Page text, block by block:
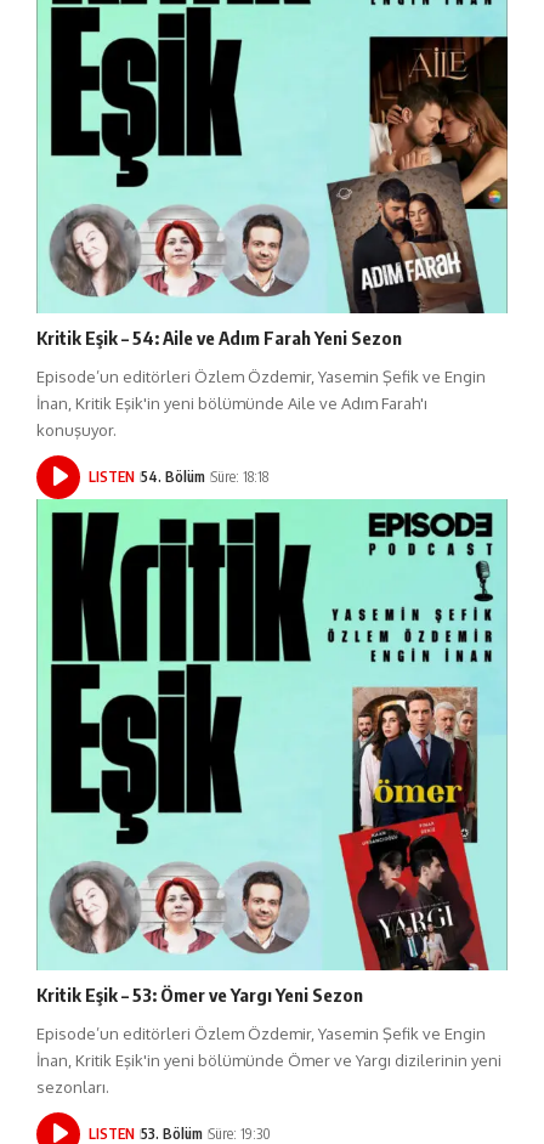
Kritik Eşik – 54: Aile ve Adım Farah Yeni Sezon
Episode’un editörleri Özlem Özdemir, Yasemin Şefik ve Engin
İnan, Kritik Eşik'in yeni bölümünde Aile ve Adım Farah'ı
konuşuyor.
LISTEN 54. Bölüm Süre: 18:18
Kritik Eşik – 53: Ömer ve Yargı Yeni Sezon
Episode’un editörleri Özlem Özdemir, Yasemin Şefik ve Engin
İnan, Kritik Eşik'in yeni bölümünde Ömer ve Yargı dizilerinin yeni
sezonları.
LISTEN 53. Bölüm Süre: 19:30